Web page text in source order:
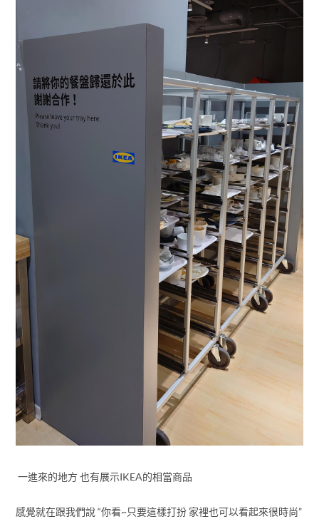
一進來的地方 也有展示IKEA的相當商品
感覺就在跟我們說 “你看~只要這樣打扮 家裡也可以看起來很時尚”